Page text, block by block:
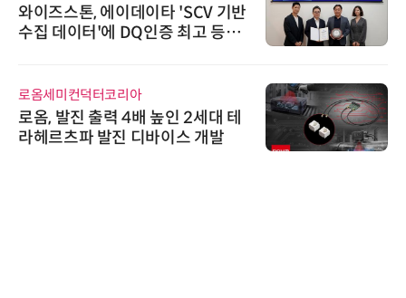
와이즈스톤, 에이데이타 'SCV 기반
수집 데이터'에 DQ인증 최고 등급
로옴세미컨덕터코리아
로옴, 발진 출력 4배 높인 2세대 테
라헤르츠파 발진 디바이스 개발